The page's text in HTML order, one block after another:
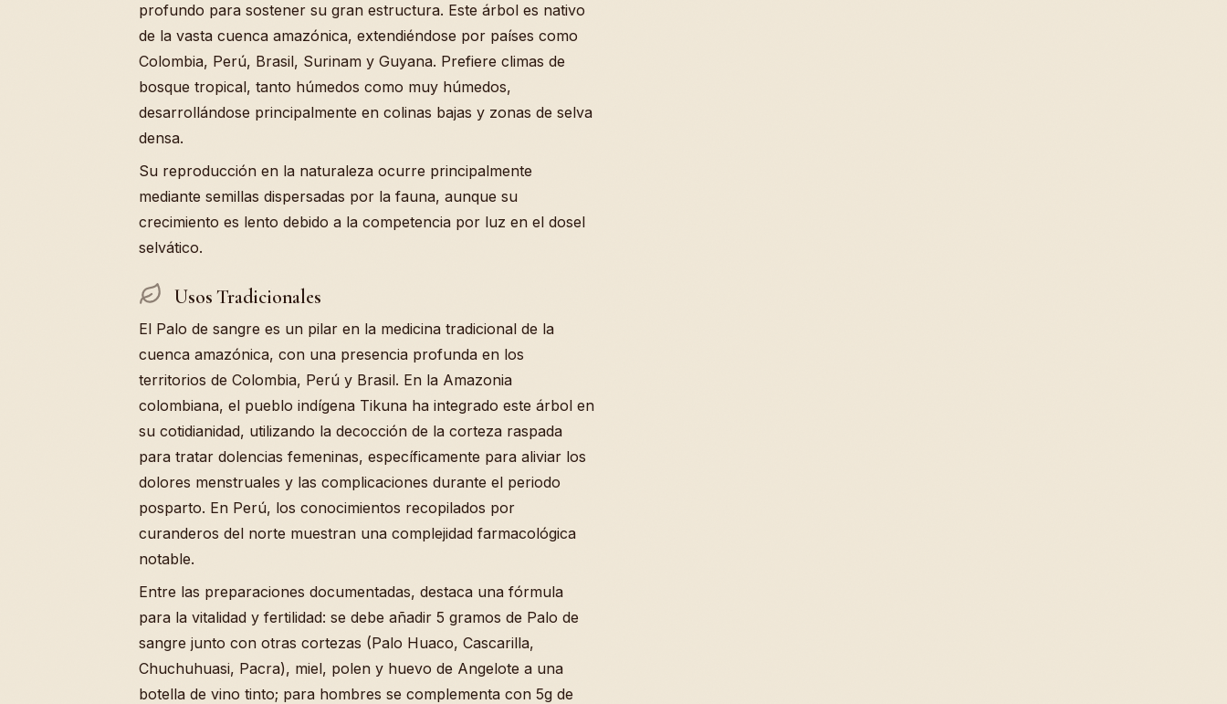
profundo para sostener su gran estructura. Este árbol es nativo
de la vasta cuenca amazónica, extendiéndose por países como
Colombia, Perú, Brasil, Surinam y Guyana. Prefiere climas de
bosque tropical, tanto húmedos como muy húmedos,
desarrollándose principalmente en colinas bajas y zonas de selva
densa.
Su reproducción en la naturaleza ocurre principalmente
mediante semillas dispersadas por la fauna, aunque su
crecimiento es lento debido a la competencia por luz en el dosel
selvático.
Usos Tradicionales
El Palo de sangre es un pilar en la medicina tradicional de la
cuenca amazónica, con una presencia profunda en los
territorios de Colombia, Perú y Brasil. En la Amazonia
colombiana, el pueblo indígena Tikuna ha integrado este árbol en
su cotidianidad, utilizando la decocción de la corteza raspada
para tratar dolencias femeninas, específicamente para aliviar los
dolores menstruales y las complicaciones durante el periodo
posparto. En Perú, los conocimientos recopilados por
curanderos del norte muestran una complejidad farmacológica
notable.
Entre las preparaciones documentadas, destaca una fórmula
para la vitalidad y fertilidad: se debe añadir 5 gramos de Palo de
sangre junto con otras cortezas (Palo Huaco, Cascarilla,
Chuchuhuasi, Pacra), miel, polen y huevo de Angelote a una
botella de vino tinto; para hombres se complementa con 5g de